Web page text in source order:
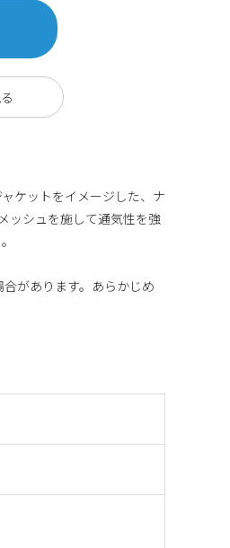
ケットをイメージした、ナ
ッシュを施して通気性を強
があります。あらかじめ